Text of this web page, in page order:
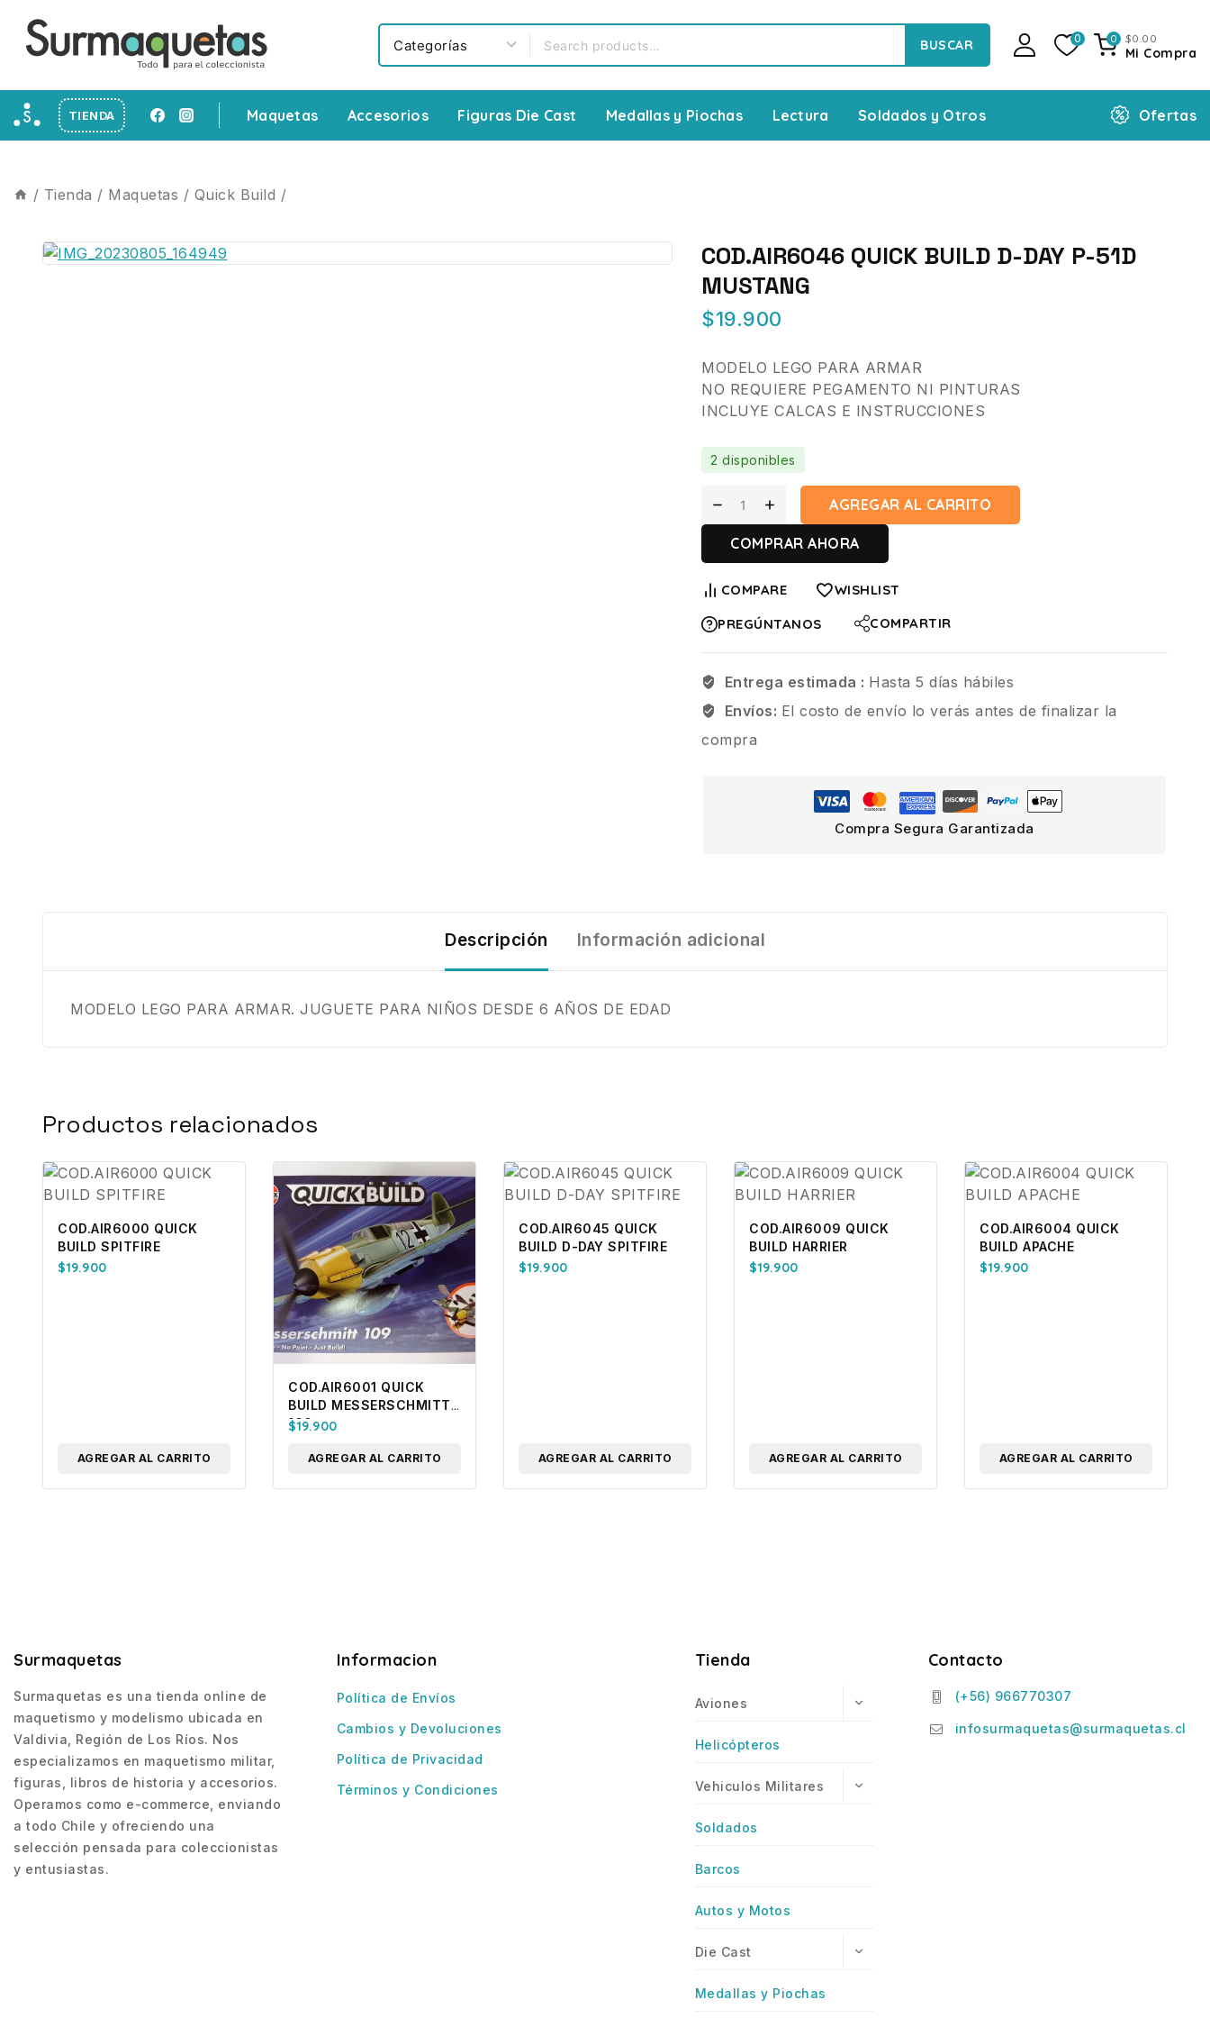
BUSCAR 0 0 $0 .00
Mi Compra
TIENDA Maquetas Accesorios Figuras Die Cast Medallas y Piochas Lectura Soldados y Otros Ofertas
/ Tienda / Maquetas / Quick Build /
COD.AIR6046 QUICK BUILD D-DAY P-51D
MUSTANG
$19.900
MODELO LEGO PARA ARMAR
NO REQUIERE PEGAMENTO NI PINTURAS
INCLUYE CALCAS E INSTRUCCIONES
2 disponibles
AGREGAR AL CARRITO
COMPRAR AHORA
COMPARE
WISHLIST
PREGÚNTANOS
COMPARTIR
Entrega estimada : Hasta 5 días hábiles
Envíos: El costo de envío lo verás antes de finalizar la
compra
Compra Segura Garantizada
Descripción Información adicional
MODELO LEGO PARA ARMAR. JUGUETE PARA NIÑOS DESDE 6 AÑOS DE EDAD
Productos relacionados
COD.AIR6000 QUICK
BUILD SPITFIRE
$19.900
AGREGAR AL CARRITO
COD.AIR6001 QUICK
BUILD MESSERSCHMITT
109
$19.900
AGREGAR AL CARRITO
COD.AIR6045 QUICK
BUILD D-DAY SPITFIRE
$19.900
AGREGAR AL CARRITO
COD.AIR6009 QUICK
BUILD HARRIER
$19.900
AGREGAR AL CARRITO
COD.AIR6004 QUICK
BUILD APACHE
$19.900
AGREGAR AL CARRITO
Surmaquetas
Surmaquetas es una tienda online de
maquetismo y modelismo ubicada en
Valdivia, Región de Los Ríos. Nos
especializamos en maquetismo militar,
figuras, libros de historia y accesorios.
Operamos como e-commerce, enviando
a todo Chile y ofreciendo una
selección pensada para coleccionistas
y entusiastas.
Informacion
Política de Envíos
Cambios y Devoluciones
Política de Privacidad
Términos y Condiciones
Tienda
Aviones
Helicópteros
Vehiculos Militares
Soldados
Barcos
Autos y Motos
Die Cast
Medallas y Piochas
Contacto
(+56) 966770307
infosurmaquetas@surmaquetas.cl